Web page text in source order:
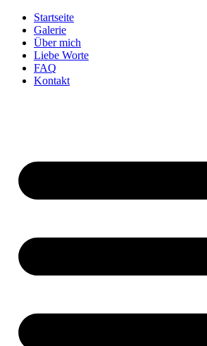
Startseite
Galerie
Über mich
Liebe Worte
FAQ
Kontakt